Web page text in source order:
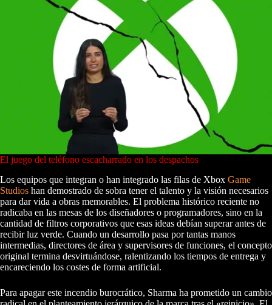
El juego del teléfono escacharrado en los despachos
Los equipos que integran o han integrado las filas de Xbox Game
Studios han demostrado de sobra tener el talento y la visión necesarios
para dar vida a obras memorables. El problema histórico reciente no
radicaba en las mesas de los diseñadores o programadores, sino en la
cantidad de filtros corporativos que esas ideas debían superar antes de
recibir luz verde. Cuando un desarrollo pasa por tantas manos
intermedias, directores de área y supervisores de funciones, el concepto
original termina desvirtuándose, ralentizando los tiempos de entrega y
encareciendo los costes de forma artificial.
Para apagar este incendio burocrático, Sharma ha prometido un cambio